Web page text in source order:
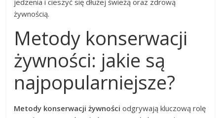
jedzenia i cieszyć się dłużej świeżą oraz zdrową
żywnością.
Metody konserwacji
żywności: jakie są
najpopularniejsze?
Metody konserwacji żywności odgrywają kluczową rolę